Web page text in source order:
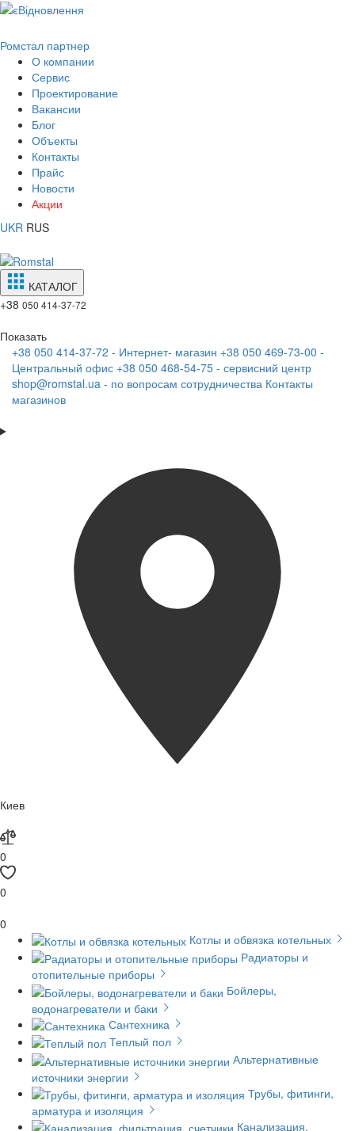
Ромстал партнер
О компании
Сервис
Проектирование
Вакансии
Блог
Объекты
Контакты
Прайс
Новости
Акции
UKR RUS
КАТАЛОГ
+38 050 414-37-72
Показать
+38 050 414-37-72 - Интернет- магазин +38 050 469-73-00 -
Центральный офис +38 050 468-54-75 - сервисний центр
shop@romstal.ua - по вопросам сотрудничества Контакты
магазинов
Киев
0
0
0
Котлы и обвязка котельных
Радиаторы и
отопительные приборы
Бойлеры,
водонагреватели и баки
Сантехника
Теплый пол
Альтернативные
источники энергии
Трубы, фитинги,
арматура и изоляция
Канализация,